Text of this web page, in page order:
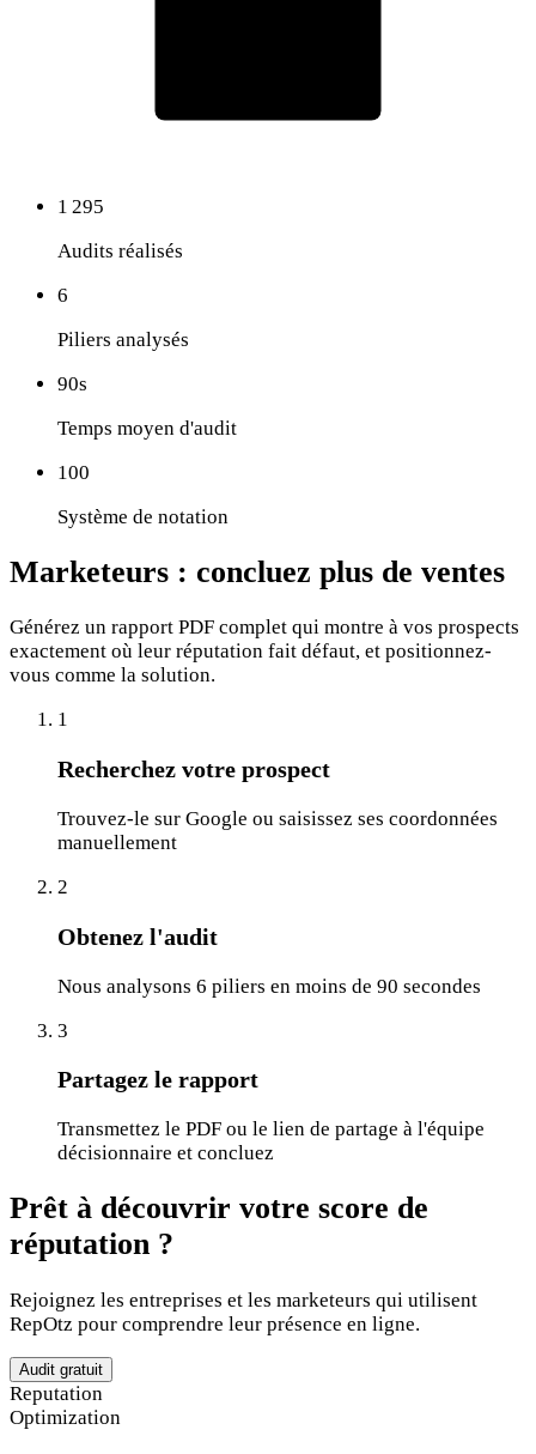
1 295
Audits réalisés
6
Piliers analysés
90s
Temps moyen d'audit
100
Système de notation
Marketeurs : concluez plus de ventes
Générez un rapport PDF complet qui montre à vos prospects
exactement où leur réputation fait défaut, et positionnez-
vous comme la solution.
1
Recherchez votre prospect
Trouvez-le sur Google ou saisissez ses coordonnées
manuellement
2
Obtenez l'audit
Nous analysons 6 piliers en moins de 90 secondes
3
Partagez le rapport
Transmettez le PDF ou le lien de partage à l'équipe
décisionnaire et concluez
Prêt à découvrir votre score de
réputation ?
Rejoignez les entreprises et les marketeurs qui utilisent
RepOtz pour comprendre leur présence en ligne.
Audit gratuit
Reputation
Optimization